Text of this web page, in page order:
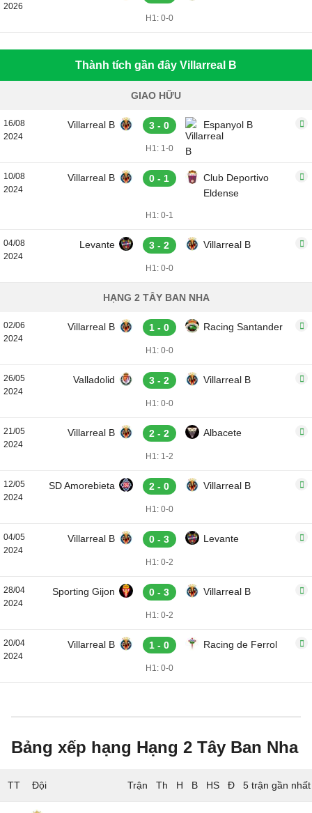
2026
H1: 0-0
Thành tích gần đây Villarreal B
GIAO HỮU
16/08
2024
Villarreal B 3 - 0 Espanyol B
H1: 1-0
10/08
2024
Villarreal B 0 - 1
Club Deportivo
Eldense
H1: 0-1
04/08
2024
Levante 3 - 2 Villarreal B
H1: 0-0
HẠNG 2 TÂY BAN NHA
02/06
2024
Villarreal B 1 - 0 Racing Santander
H1: 0-0
26/05
2024
Valladolid 3 - 2 Villarreal B
H1: 0-0
21/05
2024
Villarreal B 2 - 2 Albacete
H1: 1-2
12/05
2024
SD Amorebieta 2 - 0 Villarreal B
H1: 0-0
04/05
2024
Villarreal B 0 - 3 Levante
H1: 0-2
28/04
2024
Sporting Gijon 0 - 3 Villarreal B
H1: 0-2
20/04
2024
Villarreal B 1 - 0 Racing de Ferrol
H1: 0-0
Bảng xếp hạng Hạng 2 Tây Ban Nha
TT Đội 5 trận gần nhất